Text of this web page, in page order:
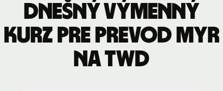
Dnešný výmenný
kurz pre prevod MYR
na TWD